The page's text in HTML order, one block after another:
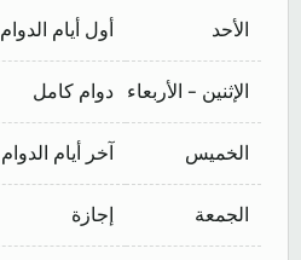
الأحد أول أيام الدوام
الإثنين – الأربعاء دوام كامل
الخميس آخر أيام الدوام
الجمعة إجازة